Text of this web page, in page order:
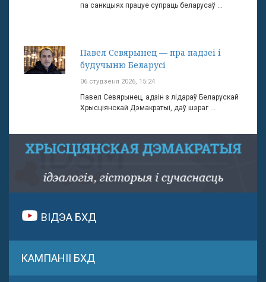
па санкцыях працуе супраць беларусаў ...
Павел Севярынец — пра падзеі і
будучыню Беларусі
06 студзеня 2026, 15:24
Павел Севярынец, адзін з лідараў Беларускай
Хрысціянскай Дэмакратыі, даў шэраг ...
ВІДЭА БХД
КАМПАНІІ БХД